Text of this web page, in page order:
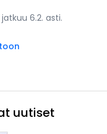
6.2. asti.
uutiset